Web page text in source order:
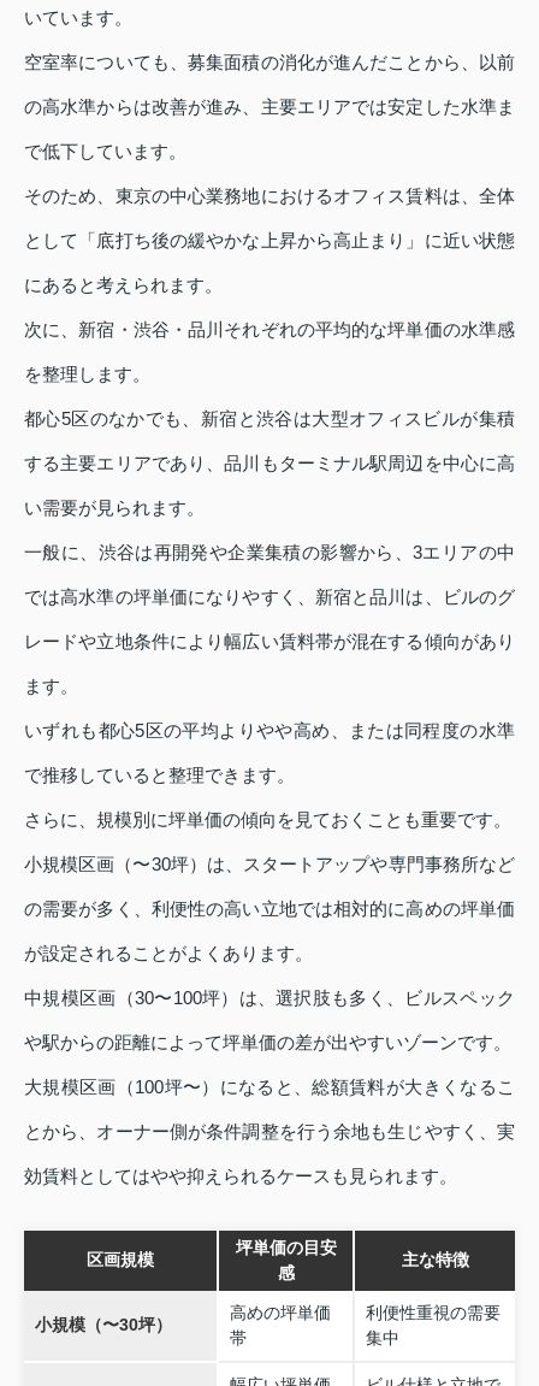
いています。
空室率についても、募集面積の消化が進んだことから、以前
の高水準からは改善が進み、主要エリアでは安定した水準ま
で低下しています。
そのため、東京の中心業務地におけるオフィス賃料は、全体
として「底打ち後の緩やかな上昇から高止まり」に近い状態
にあると考えられます。
次に、新宿・渋谷・品川それぞれの平均的な坪単価の水準感
を整理します。
都心5区のなかでも、新宿と渋谷は大型オフィスビルが集積
する主要エリアであり、品川もターミナル駅周辺を中心に高
い需要が見られます。
一般に、渋谷は再開発や企業集積の影響から、3エリアの中
では高水準の坪単価になりやすく、新宿と品川は、ビルのグ
レードや立地条件により幅広い賃料帯が混在する傾向があり
ます。
いずれも都心5区の平均よりやや高め、または同程度の水準
で推移していると整理できます。
さらに、規模別に坪単価の傾向を見ておくことも重要です。
小規模区画（〜30坪）は、スタートアップや専門事務所など
の需要が多く、利便性の高い立地では相対的に高めの坪単価
が設定されることがよくあります。
中規模区画（30〜100坪）は、選択肢も多く、ビルスペック
や駅からの距離によって坪単価の差が出やすいゾーンです。
大規模区画（100坪〜）になると、総額賃料が大きくなるこ
とから、オーナー側が条件調整を行う余地も生じやすく、実
効賃料としてはやや抑えられるケースも見られます。
区画規模
坪単価の目安
感
主な特徴
小規模（〜30坪）
高めの坪単価
帯
利便性重視の需要
集中